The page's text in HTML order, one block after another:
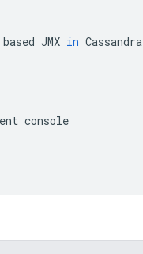
based JMX in Cassandra
console